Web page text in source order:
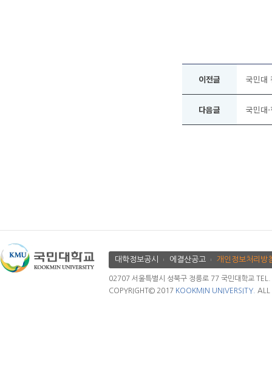
이전글 국민대
다음글 국민대
대학정보공시 에결산공고 개인정보처리방
02707 서울특별시 성북구 정릉로 77 국민대학교
COPYRIGHT© 2017 KOOKMIN UNIVERSITY. ALL